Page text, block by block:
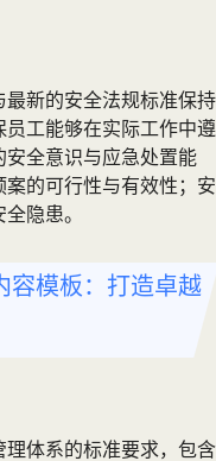
新的安全法规标准保持
工能够在实际工作中遵
全意识与应急处置能
的可行性与有效性；安
隐患。
容模板：打造卓越
体系的标准要求，包含